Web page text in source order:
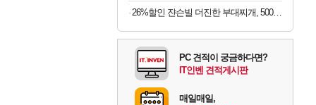
26%할인 쟌슨빌 더진한 부대찌개, 500g, 3개
PC 견적이 궁금하다면?
IT인벤 견적게시판
매일매일,